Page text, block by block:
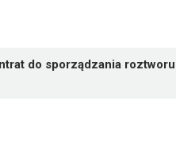
do sporządzania